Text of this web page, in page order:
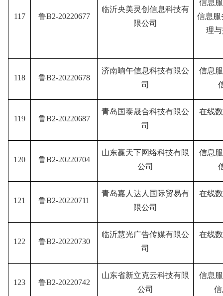
117 鲁B2-20220677
临沂央美灵创信息科技有
限公司
信息
信息服
理
118 鲁B2-20220678
济南晌午信息科技有限公
司
信息
119 鲁B2-20220687
青岛国泰晟合科技有限公
司
在线
120 鲁B2-20220704
山东赢天下网络科技有限
公司
信息
121 鲁B2-20220711
青岛嘉人达人国际贸易有
限公司
在线
122 鲁B2-20220730
临沂慧光广告传媒有限公
司
在线
123 鲁B2-20220742
山东省新立克云科技有限
公司
信息